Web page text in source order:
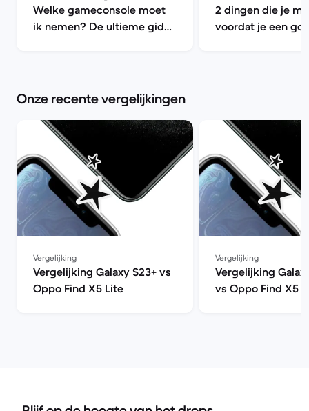
Welke gameconsole moet
ik nemen? De ultieme gids
2 dingen die je
voordat je een
Onze recente vergelijkingen
Vergelijking
Vergelijking Galaxy S23+ vs
Oppo Find X5 Lite
Vergelijking
Vergelijking
vs Oppo Find X5